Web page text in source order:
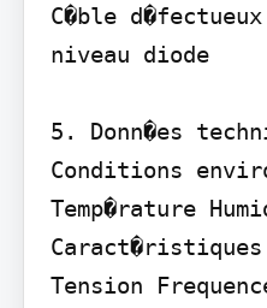
C�ble
niveau diode
5. Donn�es
Conditions
Temp�rature
Tension